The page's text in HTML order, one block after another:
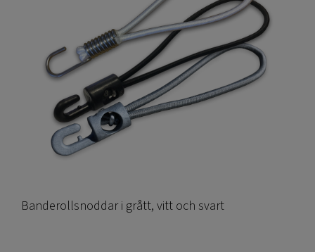
Banderollsnoddar i grått, vitt och svart